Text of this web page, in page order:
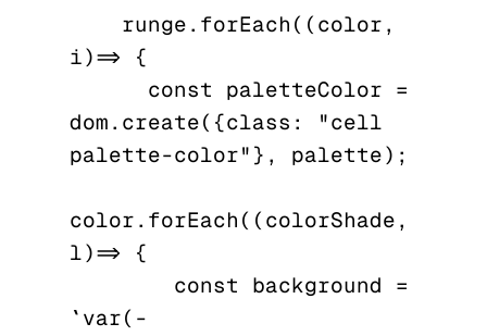
i) => {
dom.create({class: "cell
palette-color"}, palette);
color.forEach((colorShade,
l) => {
`var(-